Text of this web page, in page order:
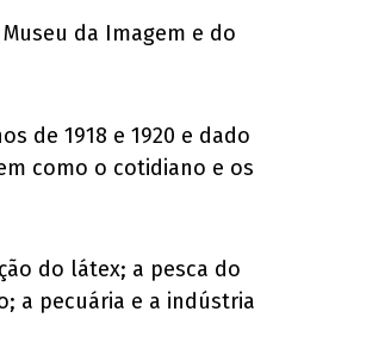
da Imagem e do
de 1918 e 1920 e dado
como o cotidiano e os
do látex; a pesca do
a pecuária e a indústria